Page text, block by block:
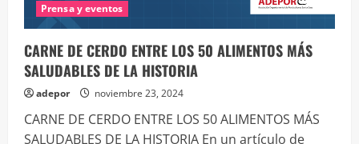
Prensa y eventos
CARNE DE CERDO ENTRE LOS 50 ALIMENTOS MÁS
SALUDABLES DE LA HISTORIA
adepor noviembre 23, 2024
CARNE DE CERDO ENTRE LOS 50 ALIMENTOS MÁS
SALUDABLES DE LA HISTORIA En un artículo de